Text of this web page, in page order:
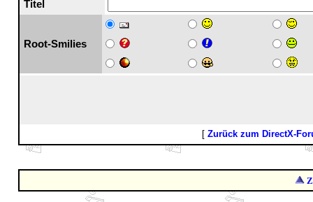
Titel
Root-Smilies
[ Zurück zum DirectX-